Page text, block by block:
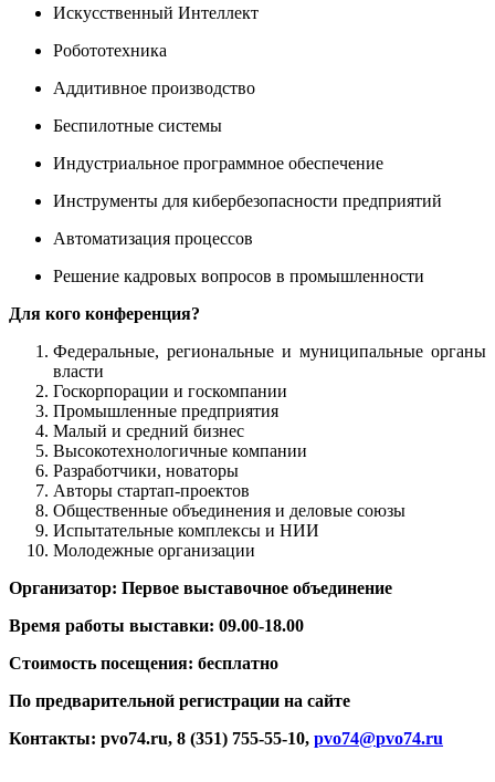
Искусственный Интеллект
Робототехника
Аддитивное производство
Беспилотные системы
Индустриальное программное обеспечение
Инструменты для кибербезопасности предприятий
Автоматизация процессов
Решение кадровых вопросов в промышленности
Для кого конференция?
Федеральные, региональные и муниципальные органы
власти
Госкорпорации и госкомпании
Промышленные предприятия
Малый и средний бизнес
Высокотехнологичные компании
Разработчики, новаторы
Авторы стартап-проектов
Общественные объединения и деловые союзы
Испытательные комплексы и НИИ
Молодежные организации
Организатор: Первое выставочное объединение
Время работы выставки: 09.00-18.00
Стоимость посещения: бесплатно
По предварительной регистрации на сайте
Контакты: pvo74.ru, 8 (351) 755-55-10, pvo74@pvo74.ru